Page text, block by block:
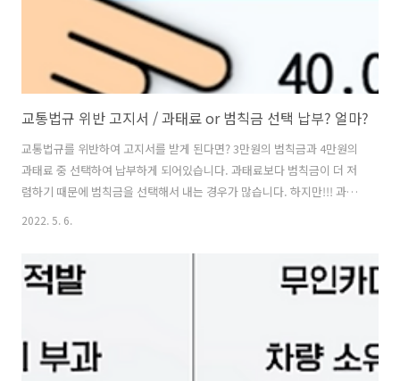
교통법규 위반 고지서 / 과태료 or 범칙금 선택 납부? 얼마?
교통법규를 위반하여 고지서를 받게 된다면? 3만원의 범칙금과 4만원의
과태료 중 선택하여 납부하게 되어있습니다. 과태료보다 범칙금이 더 저
렴하기 때문에 범칙금을 선택해서 내는 경우가 많습니다. 하지만!!! 과태
료는 신호/과속 무인카메라에 단속되었을 때 납부하는 방식이고, 범칙금
과태료는 정해진 금액을 납부하면 그만이지만, 범칙금은 금액을 납부하
고 교통위반 기록까지 남기 때문에 향후 보험료가 최대 15%까지 인상될
수 있습니다. 그래서 향후 위반고지서를 받았다면? 과태료가 1~2만원 더
하다는점! 잊지마세요!ㅎㅎ
2022. 5. 6.